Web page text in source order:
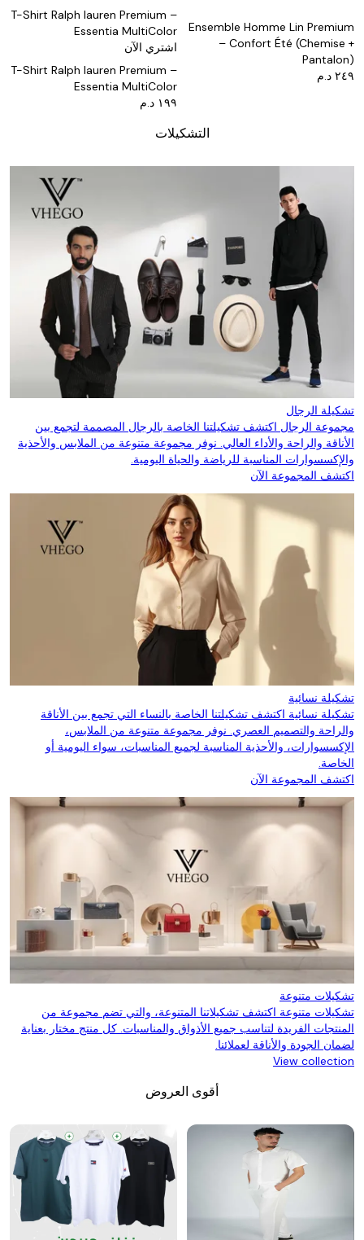
Ensemble Homme Lin Premium
– Confort Été (Chemise +
Pantalon)
٢٤٩ د.م
T-Shirt Ralph lauren Premium –
Essentia MultiColor
اشتري الآن
T-Shirt Ralph lauren Premium –
Essentia MultiColor
١٩٩ د.م
التشكيلات
تشكيلة الرجال
مجموعة الرجال اكتشف تشكيلتنا الخاصة بالرجال المصممة لتجمع بين
الأناقة والراحة والأداء العالي. نوفر مجموعة متنوعة من الملابس والأحذية
والإكسسوارات المناسبة للرياضة والحياة اليومية.
اكتشف المجموعة الآن
تشكيلة نسائية
تشكيلة نسائية اكتشف تشكيلتنا الخاصة بالنساء التي تجمع بين الأناقة
والراحة والتصميم العصري. نوفر مجموعة متنوعة من الملابس،
الإكسسوارات، والأحذية المناسبة لجميع المناسبات، سواء اليومية أو
الخاصة.
اكتشف المجموعة الآن
تشكيلات متنوعة
تشكيلات متنوعة اكتشف تشكيلاتنا المتنوعة، والتي تضم مجموعة من
المنتجات الفريدة لتناسب جميع الأذواق والمناسبات. كل منتج مختار بعناية
لضمان الجودة والأناقة لعملائنا.
View collection
أقوى العروض